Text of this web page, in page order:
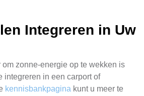
Integreren in Uw
om zonne-energie op te wekken is
integreren in een carport of
kennisbankpagina kunt u meer te